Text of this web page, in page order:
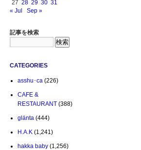
27 28 29 30 31
« Jul
Sep »
記事を検索
CATEGORIES
asshu･ca (226)
CAFE &
RESTAURANT (388)
glänta (444)
H.A.K (1,241)
hakka baby (1,256)